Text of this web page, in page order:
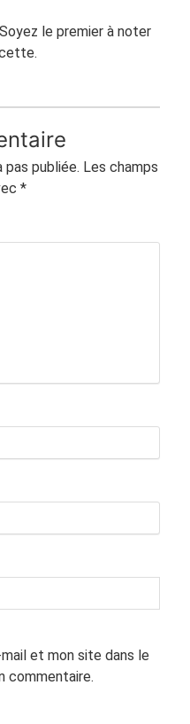
le premier à noter
pas publiée. Les champs
*
et mon site dans le
commentaire.